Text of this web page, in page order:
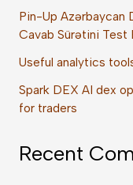
Pin-Up Azərbaycan
Cavab Sürətini Test
Useful analytics
Spark DEX AI dex
for traders
Recent